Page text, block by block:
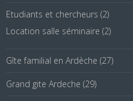
Etudiants et chercheurs (2)
Location salle séminaire (2)
Gîte familial en Ardèche (27)
Grand gite Ardeche (29)